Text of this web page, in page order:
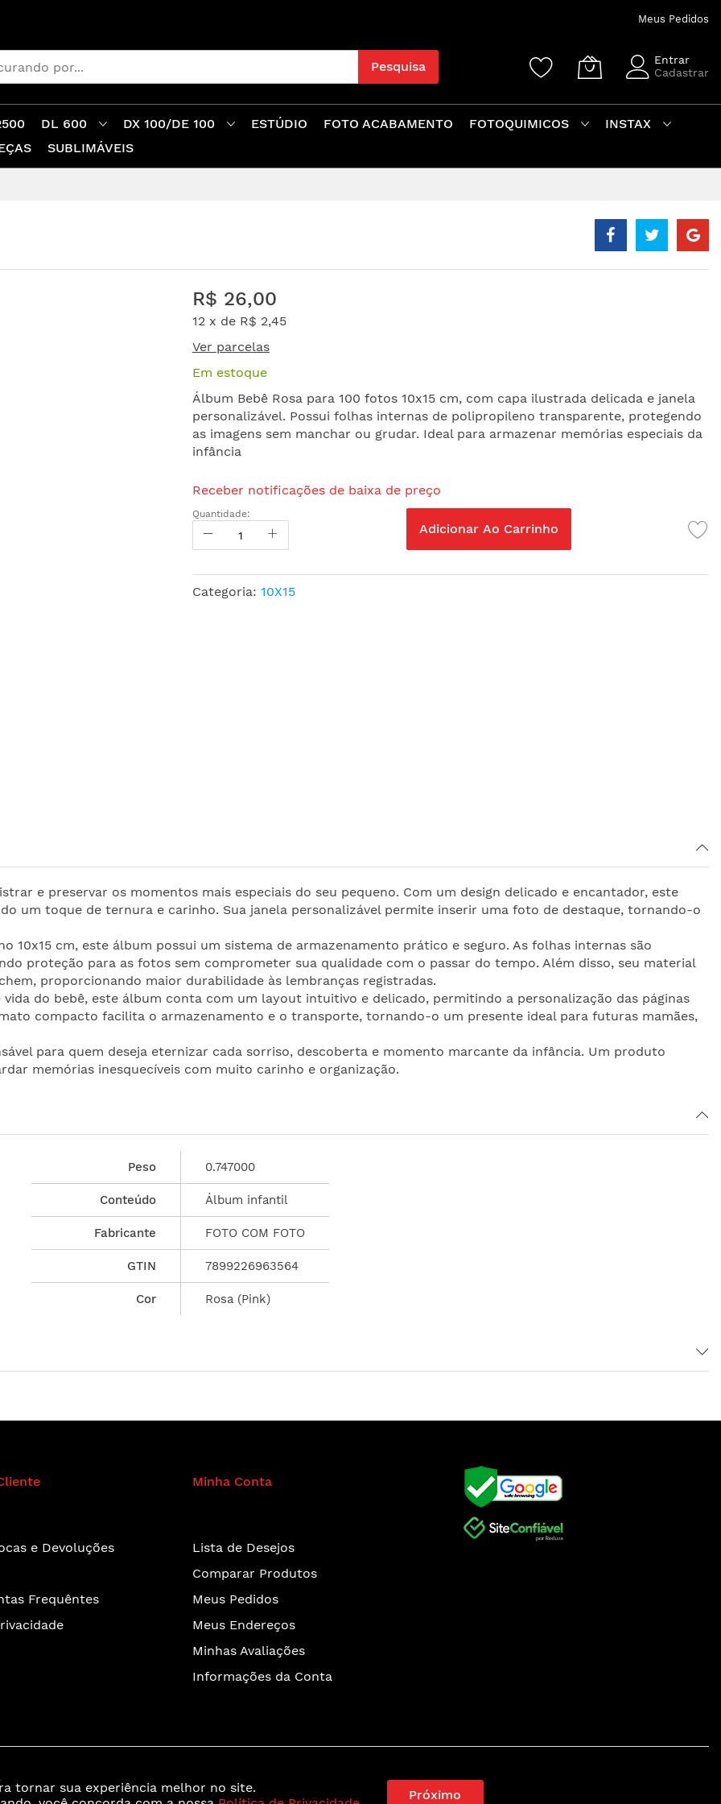
tornar sua experiência melhor no site.
Próximo
Meus Pedidos
Pesquisa
Entrar
Cadastrar
DL 600 DX 100/DE 100 ESTÚDIO FOTO ACABAMENTO FOTOQUIMICOS
INSTAX
SUBLIMÁVEIS
R$ 26,00
12 x de R$ 2,45
Ver parcelas
Em estoque
Álbum Bebê Rosa para 100 fotos 10x15 cm, com capa ilustrada delicada e janela
personalizável. Possui folhas internas de polipropileno transparente, protegendo
as imagens sem manchar ou grudar. Ideal para armazenar memórias especiais da
infância
Receber notificações de baixa de preço
Quantidade:
Adicionar Ao Carrinho
Categoria: 10X15
e preservar os momentos mais especiais do seu pequeno. Com um design delicado e encantador, este
um toque de ternura e carinho. Sua janela personalizável permite inserir uma foto de destaque, tornando-o
10x15 cm, este álbum possui um sistema de armazenamento prático e seguro. As folhas internas são
proteção para as fotos sem comprometer sua qualidade com o passar do tempo. Além disso, seu material
proporcionando maior durabilidade às lembranças registradas.
do bebê, este álbum conta com um layout intuitivo e delicado, permitindo a personalização das páginas
compacto facilita o armazenamento e o transporte, tornando-o um presente ideal para futuras mamães,
para quem deseja eternizar cada sorriso, descoberta e momento marcante da infância. Um produto
memórias inesquecíveis com muito carinho e organização.
Peso 0.747000
Conteúdo Álbum infantil
Fabricante FOTO COM FOTO
GTIN 7899226963564
Cor Rosa (Pink)
e Devoluções
Frequêntes
Minha Conta
Lista de Desejos
Comparar Produtos
Meus Pedidos
Meus Endereços
Minhas Avaliações
Informações da Conta